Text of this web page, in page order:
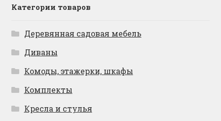
Категории товаров
Деревянная садовая мебель
Диваны
Комоды, этажерки, шкафы
Комплекты
Кресла и стулья